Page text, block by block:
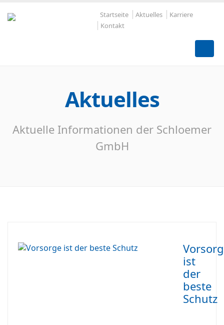
Startseite Aktuelles
Karriere
Kontakt
Aktuelles
Aktuelle Informationen der Schloemer
GmbH
ist
der
beste
Schutz